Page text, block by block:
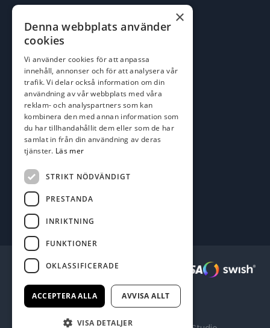
E-post:
johan@batofiske.se
kim@batofiske.se
Adress
Karlskrona Båt & Fiske AB
Lallerstedts gata 4
371 54 Karlskrona
Följ oss
Facebook
Säkra betalningar :
×
Denna webbplats använder
cookies
Vi använder cookies för att anpassa
innehåll, annonser och för att analysera vår
trafik. Vi delar också information om din
användning av vår webbplats med våra
reklam- och analyspartners som kan
kombinera den med annan information som
du har tillhandahållit dem eller som de har
samlat in från din användning av deras
tjänster. Läs mer
STRIKT NÖDVÄNDIGT
PRESTANDA
INRIKTNING
FUNKTIONER
OKLASSIFICERADE
ACCEPTERA ALLA AVVISA ALLT
VISA DETALJER